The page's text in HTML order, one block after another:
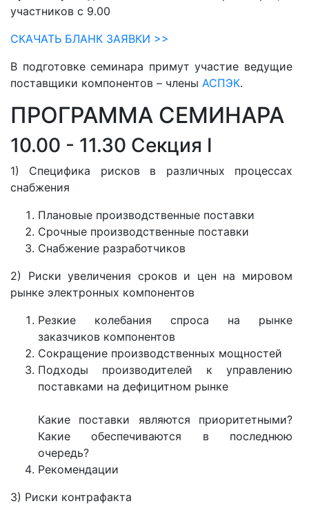
участников с 9.00
СКАЧАТЬ БЛАНК ЗАЯВКИ >>
В подготовке семинара примут участие ведущие
поставщики компонентов – члены АСПЭК.
ПРОГРАММА СЕМИНАРА
10.00 - 11.30 Секция I
1) Специфика рисков в различных процессах
снабжения
Плановые производственные поставки
Срочные производственные поставки
Снабжение разработчиков
2) Риски увеличения сроков и цен на мировом
рынке электронных компонентов
Резкие колебания спроса на рынке
заказчиков компонентов
Сокращение производственных мощностей
Подходы производителей к управлению
поставками на дефицитном рынке
Какие поставки являются приоритетными?
Какие обеспечиваются в последнюю
очередь?
Рекомендации
3) Риски контрафакта